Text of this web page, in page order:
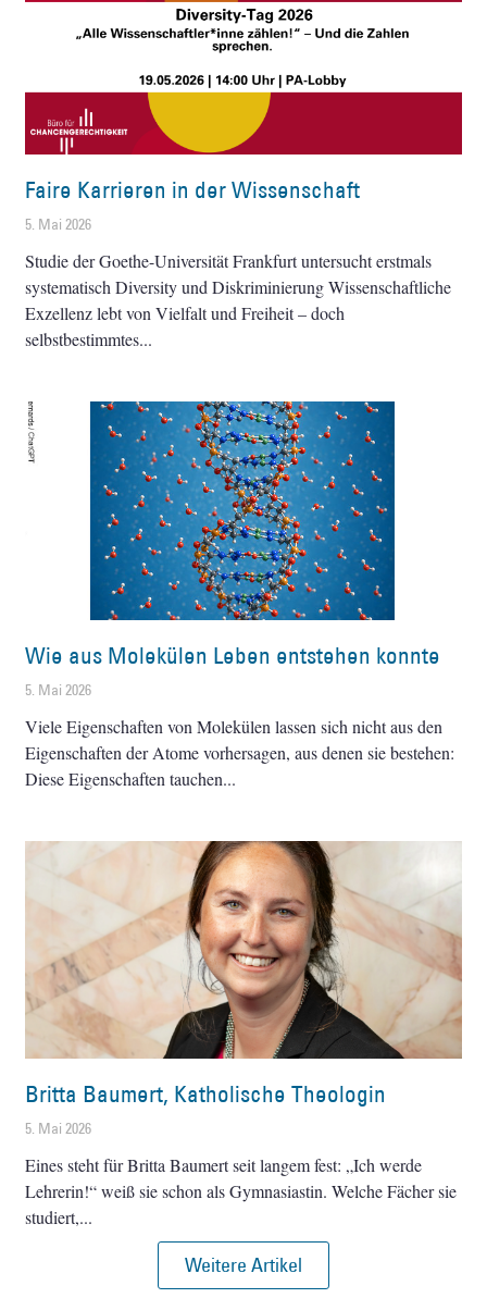
Faire Karrieren in der Wissenschaft
5. Mai 2026
Studie der Goethe-Universität Frankfurt untersucht erstmals
systematisch Diversity und Diskriminierung Wissenschaftliche
Exzellenz lebt von Vielfalt und Freiheit – doch
selbstbestimmtes
Wie aus Molekülen Leben entstehen konnte
5. Mai 2026
Viele Eigenschaften von Molekülen lassen sich nicht aus den
Eigenschaften der Atome vorhersagen, aus denen sie bestehen:
Diese Eigenschaften tauchen
Britta Baumert, Katholische Theologin
5. Mai 2026
Eines steht für Britta Baumert seit langem fest: „Ich werde
Lehrerin!“ weiß sie schon als Gymnasiastin. Welche Fächer sie
studiert,
Weitere Artikel